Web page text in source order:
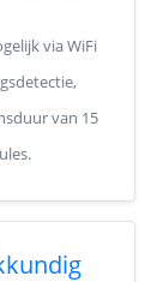
via WiFi
van 15